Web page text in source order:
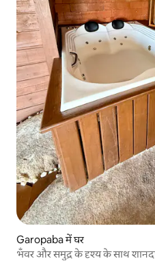
Garopaba में घर
भँवर और समुद्र के दृश्य के साथ